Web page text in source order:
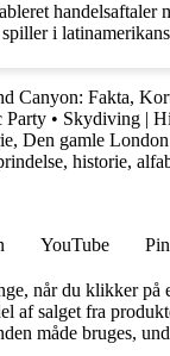
i
Canyon: Fakta,
Party • Skydiving |
Den gamle
historie,
YouTube
når du klikker på
salget fra
måde bruges,